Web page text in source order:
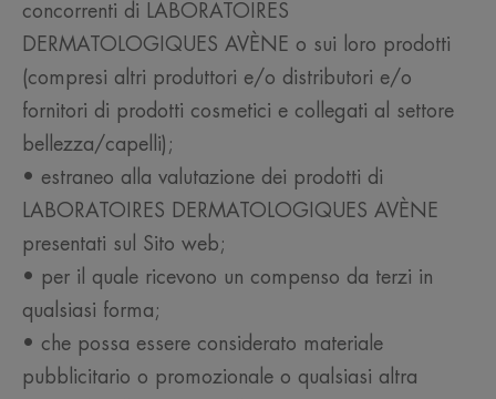
concorrenti di LABORATOIRES
DERMATOLOGIQUES AVÈNE o sui loro prodotti
(compresi altri produttori e/o distributori e/o
fornitori di prodotti cosmetici e collegati al settore
bellezza/capelli);
• estraneo alla valutazione dei prodotti di
LABORATOIRES DERMATOLOGIQUES AVÈNE
presentati sul Sito web;
• per il quale ricevono un compenso da terzi in
qualsiasi forma;
• che possa essere considerato materiale
pubblicitario o promozionale o qualsiasi altra